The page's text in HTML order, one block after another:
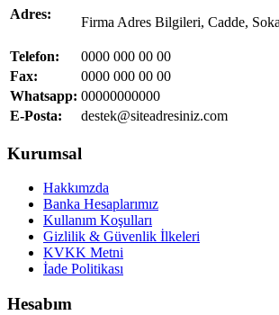
Adres:
Firma Adres Bilgileri, Cadde,
Telefon:
0000 000 00 00
Fax:
0000 000 00 00
Whatsapp: 00000000000
E-Posta:
destek@siteadresiniz.com
Kurumsal
Hakkımzda
Banka Hesaplarımız
Kullanım Koşulları
Gizlilik & Güvenlik İlkeleri
KVKK Metni
İade Politikası
Hesabım